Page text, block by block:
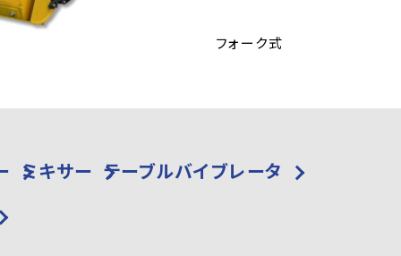
フォーク式
ミキサー テーブルバイブレータ